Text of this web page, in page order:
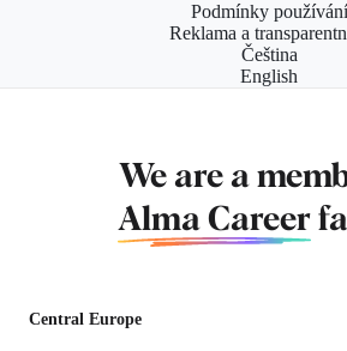
Podmínky používání
Reklama a
Čeština
English
We are a
Alma Career
Central Europe